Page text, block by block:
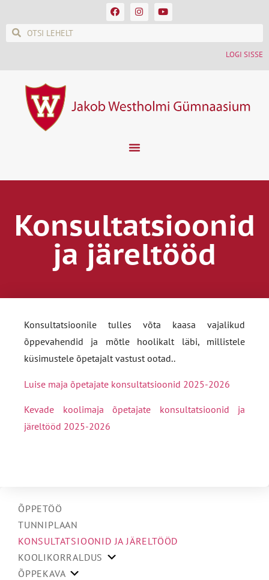
LOGI SISSE
Konsultatsioonid
ja järeltööd
ÕPPETÖÖ
TUNNIPLAAN
KONSULTATSIOONID JA JÄRELTÖÖD
KOOLIKORRALDUS
ÕPPEKAVA
Konsultatsioonile tulles võta kaasa vajalikud
õppevahendid ja mõtle hoolikalt läbi, millistele
küsimustele õpetajalt vastust ootad..
Luise maja õpetajate konsultatsioonid 2025-2026
Kevade koolimaja õpetajate konsultatsioonid ja
järeltööd 2025-2026